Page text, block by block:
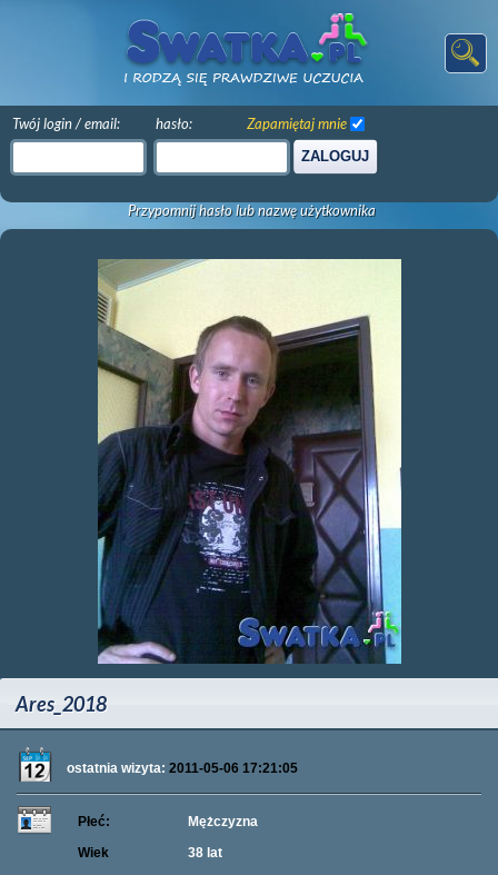
Twój login / email: hasło:
ZALOGUJ
Zapamiętaj mnie
Przypomnij hasło lub nazwę użytkownika
Ares_2018
ostatnia wizyta: 2011-05-06 17:21:05
Płeć:
Mężczyzna
Wiek
38 lat